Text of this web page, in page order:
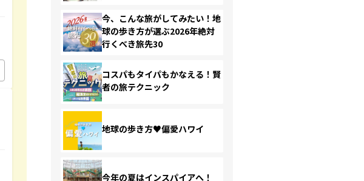
今、こんな旅がしてみたい！地
球の歩き方が選ぶ2026年絶対
行くべき旅先30
コスパもタイパもかなえる！賢
者の旅テクニック
地球の歩き方♥偏愛ハワイ
今年の夏はインスパイアへ！